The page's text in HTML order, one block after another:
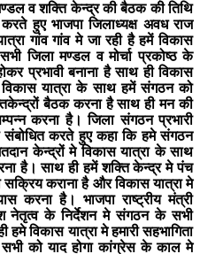
व शक्ति केन्द्र की बैठक की तिथि
हुए भाजपा जिलाध्यक्ष अवध राज
गांव गांव मे जा रही है हमें विकास
जिला मण्डल व मोर्चा प्रकोष्ठ के
प्रभावी बनाना है साथ ही विकास
विकास यात्रा के साथ हमें संगठन को
बैठक करना है साथ ही मन की
करना है। जिला संगठन प्रभारी
संबोधित करते हुए कहा कि हमे संगठन
केन्द्रों मे विकास यात्रा के साथ
है। साथ ही हमें शक्ति केन्द्र मे पंच
सक्रिय कराना है और विकास यात्रा मे
करना है। भाजपा राष्ट्रीय मंत्री
नेतृत्व के निर्देशन मे संगठन के सभी
विकास यात्रा मे हमारी सहभागिता
को याद होगा कांग्रेस के काल मे